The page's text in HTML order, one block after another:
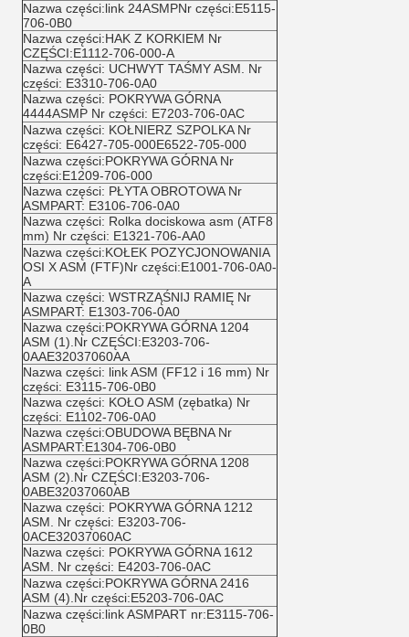
Nazwa części:link 24ASMPNr części:E5115-
706-0B0
Nazwa części:HAK Z KORKIEM Nr
CZĘŚCI:E1112-706-000-A
Nazwa części: UCHWYT TAŚMY ASM. Nr
części: E3310-706-0A0
Nazwa części: POKRYWA GÓRNA
4444ASMP Nr części: E7203-706-0AC
Nazwa części: KOŁNIERZ SZPOLKA Nr
części: E6427-705-000E6522-705-000
Nazwa części:POKRYWA GÓRNA Nr
części:E1209-706-000
Nazwa części: PŁYTA OBROTOWA Nr
ASMPART: E3106-706-0A0
Nazwa części: Rolka dociskowa asm (ATF8
mm) Nr części: E1321-706-AA0
Nazwa części:KOŁEK POZYCJONOWANIA
OSI X ASM (FTF)Nr części:E1001-706-0A0-
A
Nazwa części: WSTRZĄŚNIJ RAMIĘ Nr
ASMPART: E1303-706-0A0
Nazwa części:POKRYWA GÓRNA 1204
ASM (1).Nr CZĘŚCI:E3203-706-
0AAE32037060AA
Nazwa części: link ASM (FF12 i 16 mm) Nr
części: E3115-706-0B0
Nazwa części: KOŁO ASM (zębatka) Nr
części: E1102-706-0A0
Nazwa części:OBUDOWA BĘBNA Nr
ASMPART:E1304-706-0B0
Nazwa części:POKRYWA GÓRNA 1208
ASM (2).Nr CZĘŚCI:E3203-706-
0ABE32037060AB
Nazwa części: POKRYWA GÓRNA 1212
ASM. Nr części: E3203-706-
0ACE32037060AC
Nazwa części: POKRYWA GÓRNA 1612
ASM. Nr części: E4203-706-0AC
Nazwa części:POKRYWA GÓRNA 2416
ASM (4).Nr części:E5203-706-0AC
Nazwa części:link ASMPART nr:E3115-706-
0B0